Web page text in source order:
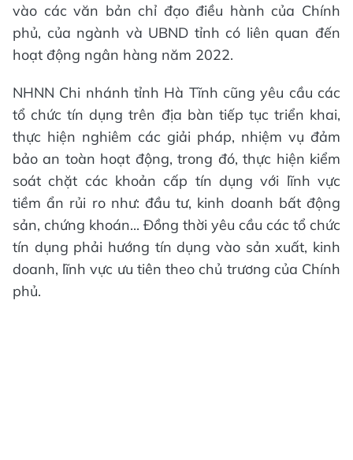
vào các văn bản chỉ đạo điều hành của Chính
phủ, của ngành và UBND tỉnh có liên quan đến
hoạt động ngân hàng năm 2022.
NHNN Chi nhánh tỉnh Hà Tĩnh cũng yêu cầu các
tổ chức tín dụng trên địa bàn tiếp tục triển khai,
thực hiện nghiêm các giải pháp, nhiệm vụ đảm
bảo an toàn hoạt động, trong đó, thực hiện kiểm
soát chặt các khoản cấp tín dụng với lĩnh vực
tiềm ẩn rủi ro như: đầu tư, kinh doanh bất động
sản, chứng khoán... Đồng thời yêu cầu các tổ chức
tín dụng phải hướng tín dụng vào sản xuất, kinh
doanh, lĩnh vực ưu tiên theo chủ trương của Chính
phủ.